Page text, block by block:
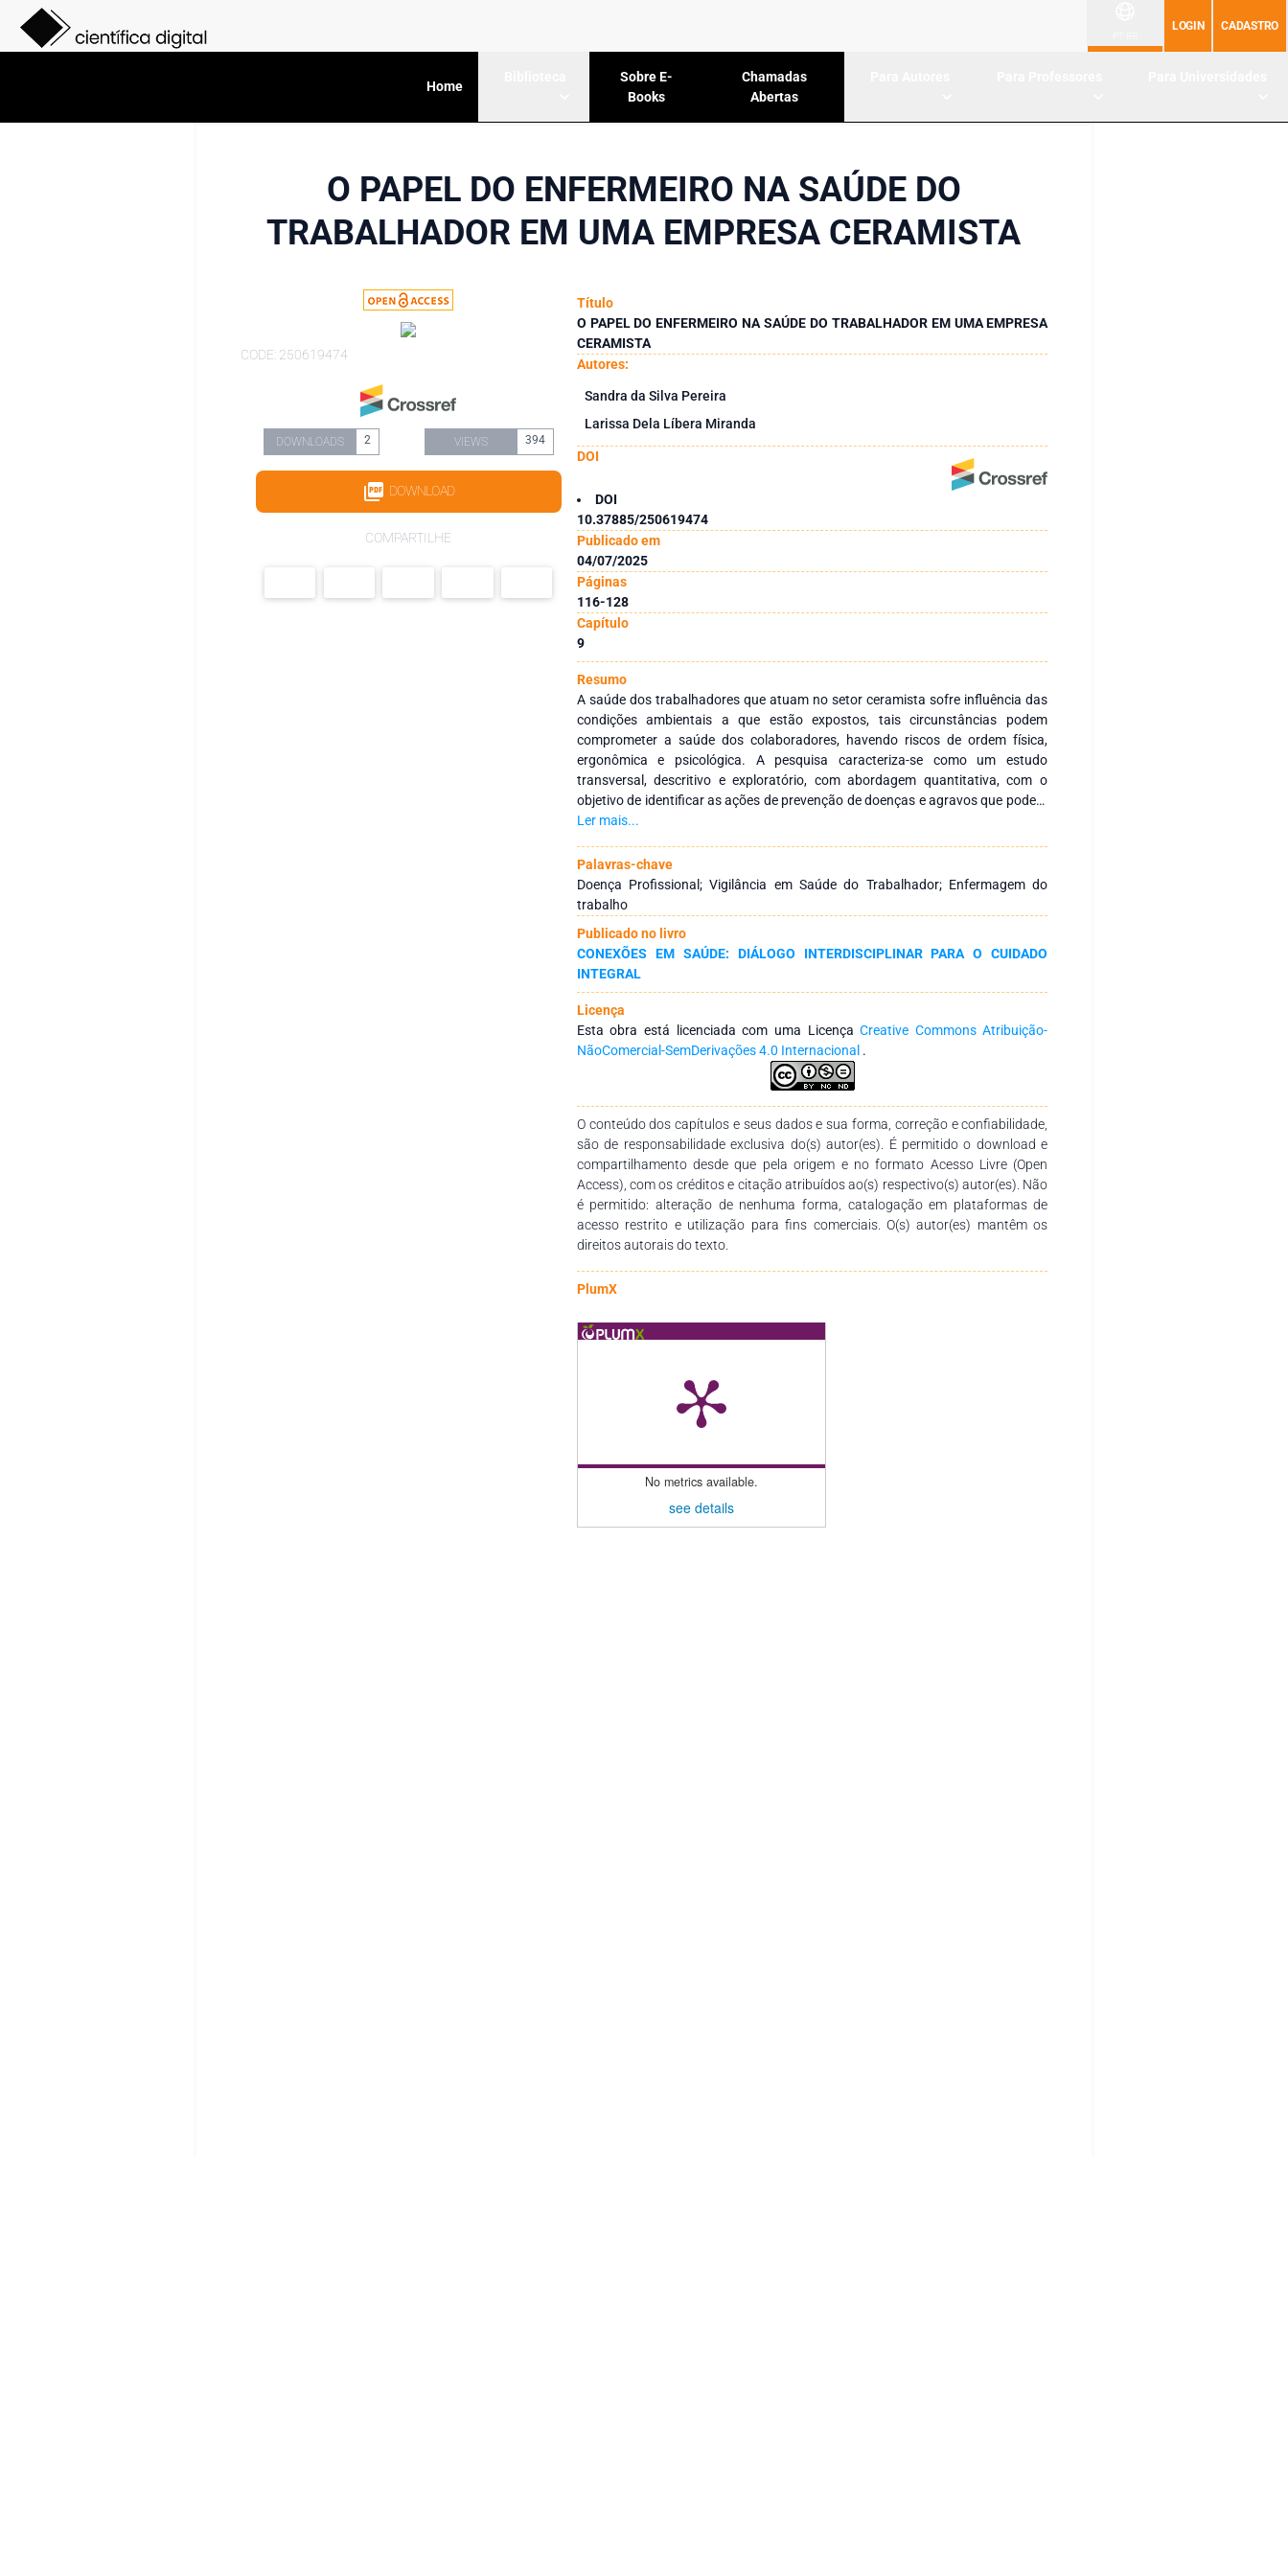
LOGIN CADASTRO
Home
Sobre E-
Books
Chamadas
Abertas
O PAPEL DO ENFERMEIRO NA SAÚDE DO
TRABALHADOR EM UMA EMPRESA CERAMISTA
CODE: 250619474
DOWNLOADS 2 VIEWS 394
DOWNLOAD
COMPARTILHE
Título
O PAPEL DO ENFERMEIRO NA SAÚDE DO TRABALHADOR EM UMA EMPRESA
CERAMISTA
Autores:
Sandra da Silva Pereira
Larissa Dela Líbera Miranda
DOI
DOI
10.37885/250619474
Publicado em
04/07/2025
Páginas
116-128
Capítulo
9
Resumo
A saúde dos trabalhadores que atuam no setor ceramista sofre influência das
condições ambientais a que estão expostos, tais circunstâncias podem
comprometer a saúde dos colaboradores, havendo riscos de ordem física,
ergonômica e psicológica. A pesquisa caracteriza-se como um estudo
transversal, descritivo e exploratório, com abordagem quantitativa, com o
objetivo de identificar as ações de prevenção de doenças e agravos que podem
ser implementadas pela enfermeira do trabalho a partir do diagnóstico do perfil
evidenciou que a enfermeira do trabalho tem um papel crucial na
implementação de ações preventivas, como programas de educação em saúde,
monitoramento da saúde dos trabalhadores e melhorias no ambiente de
trabalho para reduzir a exposição a fatores de risco.
Ler mais...
Palavras-chave
Doença Profissional; Vigilância em Saúde do Trabalhador; Enfermagem do
trabalho
Publicado no livro
CONEXÕES EM SAÚDE: DIÁLOGO INTERDISCIPLINAR PARA O CUIDADO
INTEGRAL
Licença
Esta obra está licenciada com uma LicençaCreative Commons Atribuição-
NãoComercial-SemDerivações 4.0 Internacional .
O conteúdo dos capítulos e seus dados e sua forma, correção e confiabilidade,
são de responsabilidade exclusiva do(s) autor(es). É permitido o download e
compartilhamento desde que pela origem e no formato Acesso Livre (Open
Access), com os créditos e citação atribuídos ao(s) respectivo(s) autor(es). Não
é permitido: alteração de nenhuma forma, catalogação em plataformas de
acesso restrito e utilização para fins comerciais. O(s) autor(es) mantêm os
direitos autorais do texto.
PlumX
No metrics available.
see details